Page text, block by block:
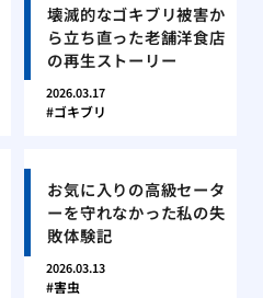
壊滅的なゴキブリ被害か
ら立ち直った老舗洋食店
の再生ストーリー
2026.03.17
ゴキブリ
お気に入りの高級セータ
ーを守れなかった私の失
敗体験記
2026.03.13
害虫